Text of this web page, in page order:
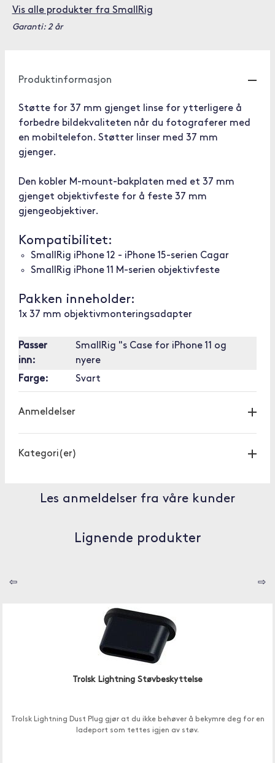
Vis alle produkter fra SmallRig
Garanti: 2 år
Produktinformasjon
Støtte for 37 mm gjenget linse for ytterligere å
forbedre bildekvaliteten når du fotograferer med
en mobiltelefon. Støtter linser med 37 mm
gjenger.
Den kobler M-mount-bakplaten med et 37 mm
gjenget objektivfeste for å feste 37 mm
gjengeobjektiver.
Kompatibilitet:
SmallRig iPhone 12 - iPhone 15-serien Cagar
SmallRig iPhone 11 M-serien objektivfeste
Pakken inneholder:
1x 37 mm objektivmonteringsadapter
Passer
inn:
SmallRig "s Case for iPhone 11 og
nyere
Farge:
Svart
Anmeldelser
Kategori(er)
Les anmeldelser fra våre kunder
Lignende produkter
⇦ ⇨
Trolsk Lightning Støvbeskyttelse
Trolsk Lightning Dust Plug gjør at du ikke behøver å bekymre deg for en
ladeport som tettes igjen av støv.